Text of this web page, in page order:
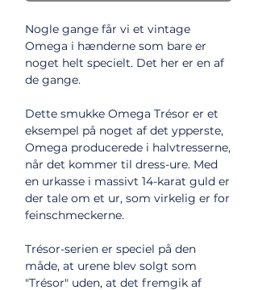
Nogle gange får vi et vintage
Omega i hænderne som bare er
noget helt specielt. Det her er en af
de gange.
Dette smukke Omega Trésor er et
eksempel på noget af det ypperste,
Omega producerede i halvtresserne,
når det kommer til dress-ure. Med
en urkasse i massivt 14-karat guld er
der tale om et ur, som virkelig er for
feinschmeckerne.
Trésor-serien er speciel på den
måde, at urene blev solgt som
"Trésor" uden, at det fremgik af